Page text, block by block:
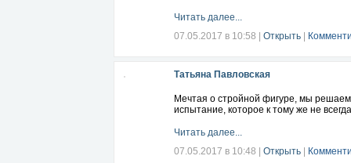
Читать далее...
07.05.2017 в 10:58
Открыть
Татьяна Павловская
Мечтая о стройной фигуре, мы
испытание, которое к тому же не
Читать далее...
07.05.2017 в 10:48
Открыть